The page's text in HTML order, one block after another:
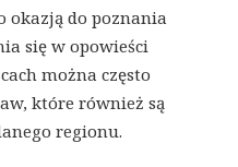
okazją do poznania
się w opowieści
można często
które również są
regionu.